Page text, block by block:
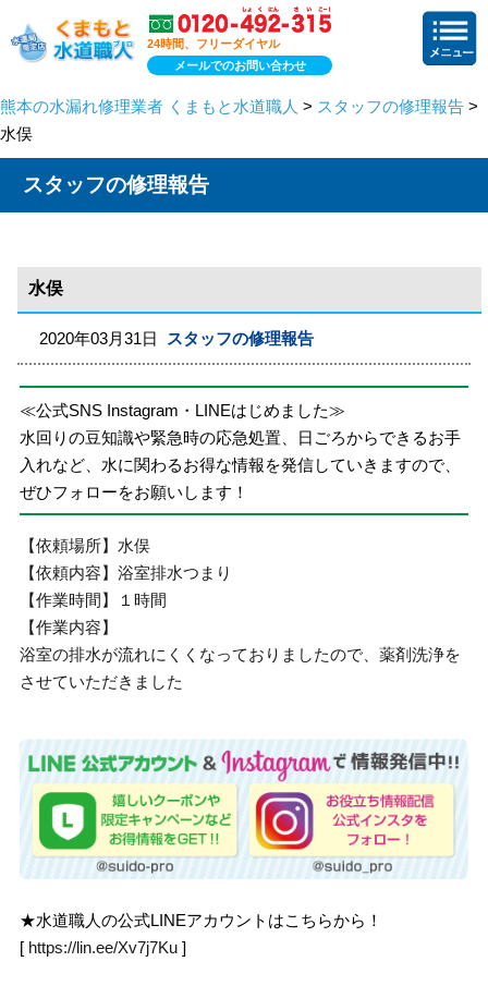
24時間、フリーダイヤル
メールでのお問い合わせ
熊本の水漏れ修理業者 くまもと水道職人 > スタッフの修理報告 >
水俣
スタッフの修理報告
水俣
2020年03月31日 スタッフの修理報告
≪公式SNS Instagram・LINEはじめました≫
水回りの豆知識や緊急時の応急処置、日ごろからできるお手
入れなど、水に関わるお得な情報を発信していきますので、
ぜひフォローをお願いします！
【依頼場所】水俣
【依頼内容】浴室排水つまり
【作業時間】１時間
【作業内容】
浴室の排水が流れにくくなっておりましたので、薬剤洗浄を
させていただきました
★水道職人の公式LINEアカウントはこちらから！
[ https://lin.ee/Xv7j7Ku ]